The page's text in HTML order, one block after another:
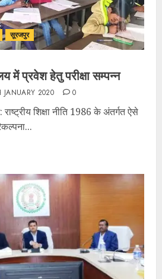
सूरजपुर
में प्रवेश हेतु परीक्षा सम्पन्न
JANUARY 2020 0
शिक्षा नीति 1986 के अंतर्गत ऐसे